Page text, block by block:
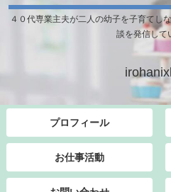
４０代専業主夫が二人の幼子を子育てし
談を発信して
プロフィール
お仕事活動